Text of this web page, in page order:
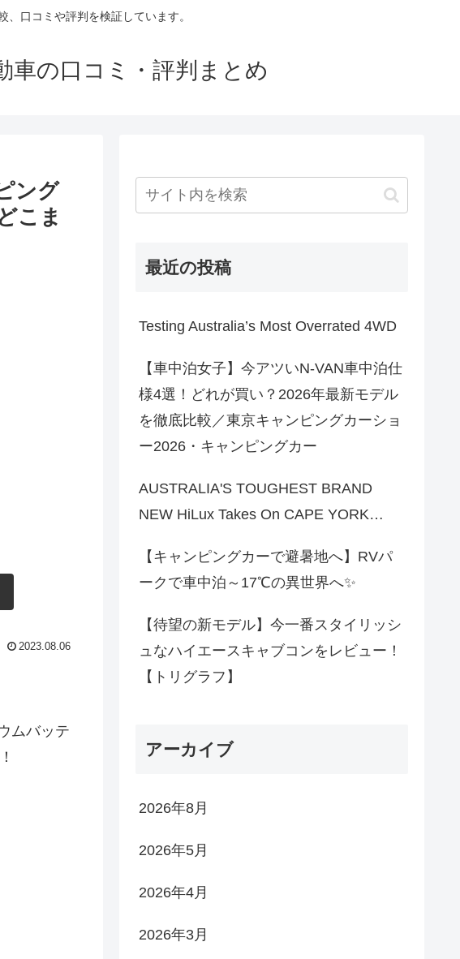
口コミや評判を検証しています。
車の口コミ・評判まとめ
ング
こま
2023.08.06
ムバッテ
最近の投稿
Testing Australia’s Most Overrated 4WD
【車中泊女子】今アツいN-VAN車中泊仕
様4選！どれが買い？2026年最新モデル
を徹底比較／東京キャンピングカーショ
ー2026・キャンピングカー
AUSTRALIA'S TOUGHEST BRAND
NEW HiLux Takes On CAPE YORK…
【キャンピングカーで避暑地へ】RVパ
ークで車中泊～17℃の異世界へ✨
【待望の新モデル】今一番スタイリッシ
ュなハイエースキャブコンをレビュー！
【トリグラフ】
アーカイブ
2026年8月
2026年5月
2026年4月
2026年3月